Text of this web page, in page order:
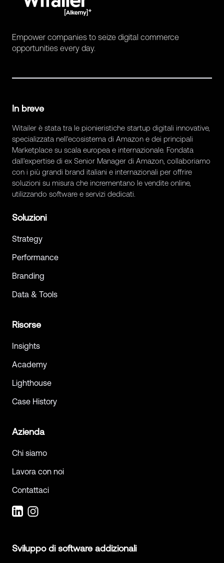
Empower companies to seize digital commerce
opportunities every day.
In breve
Witailer è stata tra le pionieristiche startup digitali innovative,
specializzata nell'ecosistema di Amazon e dei principali
Marketplace su scala europea e internazionale. Fondata
dall'expertise di ex Senior Manager di Amazon, collaboriamo
con i più grandi brand italiani e internazionali per offrire
soluzioni su misura che incrementano le vendite online,
utilizzando software e servizi dedicati.
Soluzioni
Strategy
Performance
Branding
Data & Tools
Risorse
Insights
Academy
Lighthouse
Case History
Azienda
Chi siamo
Lavora con noi
Contattaci
Sviluppo di software addizionali